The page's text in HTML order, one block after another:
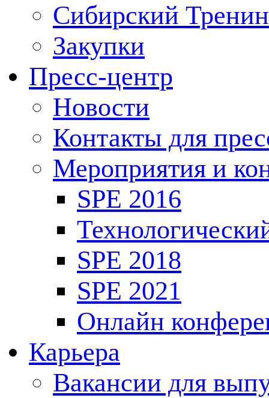
Сибирский
Закупки
Пресс-центр
Новости
Контакты для
Мероприятия и
SPE 2016
SPE 2018
SPE 2021
Онлайн
Карьера
Вакансии для